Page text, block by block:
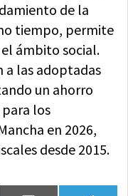
de la
tiempo, permite
el ámbito social.
a las adoptadas
un ahorro
los
en 2026,
desde 2015.